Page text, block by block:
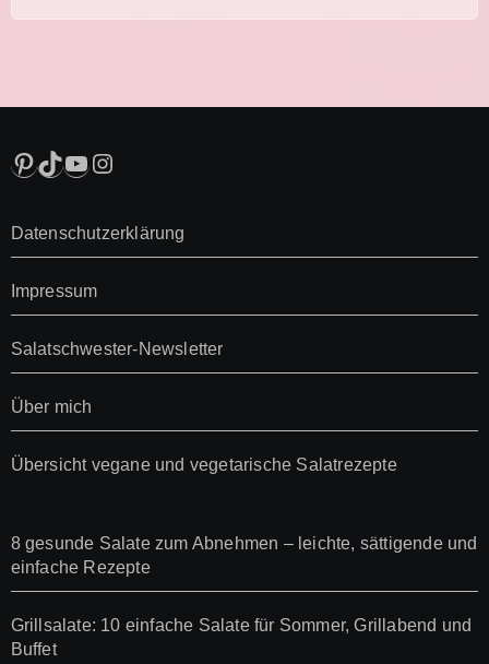
Pinterest
TikTok
YouTube
Instagram
Datenschutzerklärung
Impressum
Salatschwester-Newsletter
Über mich
Übersicht vegane und vegetarische Salatrezepte
8 gesunde Salate zum Abnehmen – leichte, sättigende und
einfache Rezepte
Grillsalate: 10 einfache Salate für Sommer, Grillabend und
Buffet